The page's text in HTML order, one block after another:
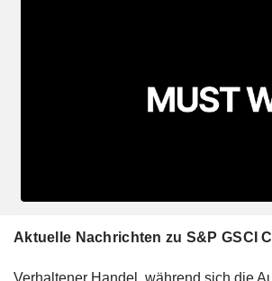
Aktuelle Nachrichten zu S&P GSCI
Verhaltener Handel, während sich die